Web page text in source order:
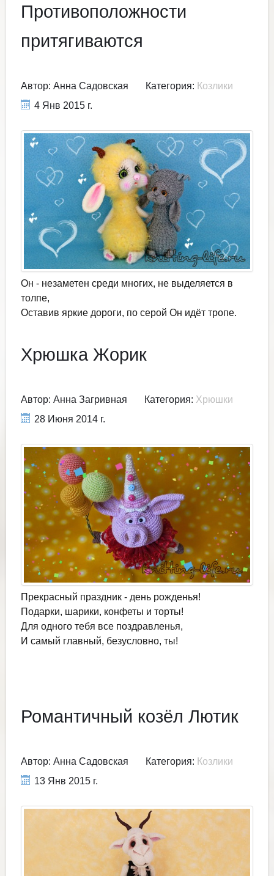
Противоположности
притягиваются
Автор: Анна Садовская Категория: Козлики
4 Янв 2015 г.
Он - незаметен среди многих, не выделяется в
толпе,
Оставив яркие дороги, по серой Он идёт тропе.
Хрюшка Жорик
Автор: Анна Загривная Категория: Хрюшки
28 Июня 2014 г.
Прекрасный праздник - день рожденья!
Подарки, шарики, конфеты и торты!
Для одного тебя все поздравленья,
И самый главный, безусловно, ты!
Романтичный козёл Лютик
Автор: Анна Садовская Категория: Козлики
13 Янв 2015 г.